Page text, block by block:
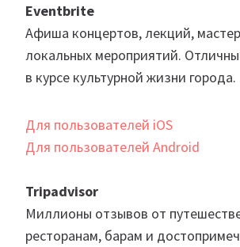
Eventbrite
Афиша концертов, лекций,
локальных мероприятий.
в курсе культурной жизни города.
Для пользователей iOS
Для пользователей Android
Tripadvisor
Миллионы отзывов от
ресторанам, барам и